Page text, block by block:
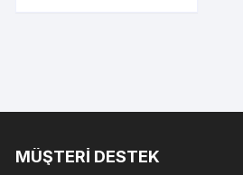
MÜŞTERI DESTEK